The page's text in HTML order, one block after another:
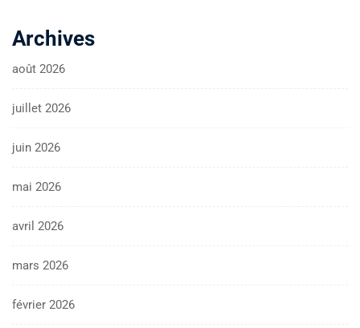
Archives
août 2026
juillet 2026
juin 2026
mai 2026
avril 2026
mars 2026
février 2026